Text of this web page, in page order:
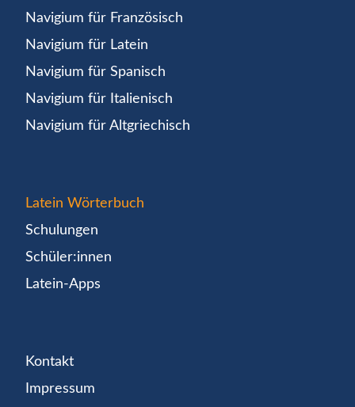
Navigium für Französisch
Navigium für Latein
Navigium für Spanisch
Navigium für Italienisch
Navigium für Altgriechisch
Latein Wörterbuch
Schulungen
Schüler:innen
Latein-Apps
Kontakt
Impressum